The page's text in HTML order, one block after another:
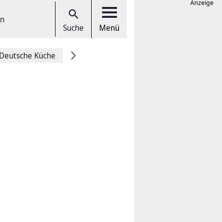
Suche Menü
Küche
Anzeige